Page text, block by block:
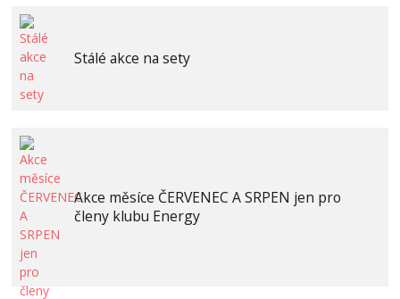
Stálé akce na sety
Akce měsíce ČERVENEC A SRPEN jen pro
členy klubu Energy